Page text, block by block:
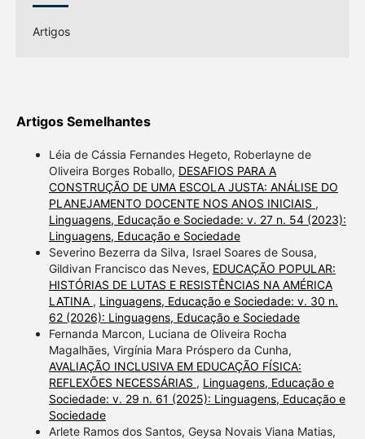
Artigos
Artigos Semelhantes
Léia de Cássia Fernandes Hegeto, Roberlayne de
Oliveira Borges Roballo, DESAFIOS PARA A
CONSTRUÇÃO DE UMA ESCOLA JUSTA: ANÁLISE DO
PLANEJAMENTO DOCENTE NOS ANOS INICIAIS ,
Linguagens, Educação e Sociedade: v. 27 n. 54 (2023):
Linguagens, Educação e Sociedade
Severino Bezerra da Silva, Israel Soares de Sousa,
Gildivan Francisco das Neves, EDUCAÇÃO POPULAR:
HISTÓRIAS DE LUTAS E RESISTÊNCIAS NA AMÉRICA
LATINA , Linguagens, Educação e Sociedade: v. 30 n.
62 (2026): Linguagens, Educação e Sociedade
Fernanda Marcon, Luciana de Oliveira Rocha
Magalhães, Virgínia Mara Próspero da Cunha,
AVALIAÇÃO INCLUSIVA EM EDUCAÇÃO FÍSICA:
REFLEXÕES NECESSÁRIAS , Linguagens, Educação e
Sociedade: v. 29 n. 61 (2025): Linguagens, Educação e
Sociedade
Arlete Ramos dos Santos, Geysa Novais Viana Matias,